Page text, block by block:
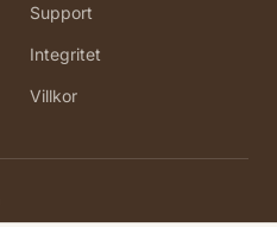
Support
Integritet
Villkor